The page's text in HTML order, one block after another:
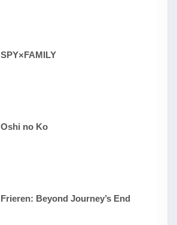
SPY×FAMILY
Oshi no Ko
Frieren: Beyond Journey’s End